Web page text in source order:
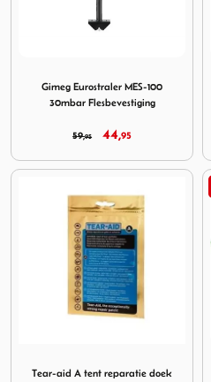
Gimeg Eurostraler MES-100
30mbar Flesbevestiging
59,95 44,95
Tear-aid A tent reparatie doek